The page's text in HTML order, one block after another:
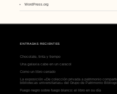
WordPress.org
ENTRADAS RECIENTES
Chocolate, tinta y tiempo
Una galaxia cabe en un caracol
Como un libro cerrado
La exposición «De colección privada a patrimonio
bibliotecas universitarias» del Grupo de Patrimonio
Fuego negro sobre fuego blanco: el libro en su día